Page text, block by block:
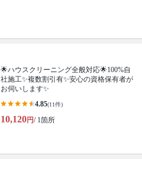
🌟ハウスクリーニング全般対応🌟100%自
社施工✨複数割引有✨安心の資格保有者が
お伺いします✨
4.85(11件)
10,120円/ 1箇所